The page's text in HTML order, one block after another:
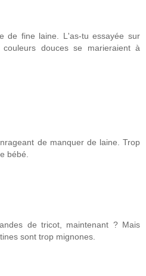
de fine laine. L'as-tu essayée sur
douces se marieraient à
de manquer de laine. Trop
bébé.
de tricot, maintenant ? Mais
sont trop mignones.